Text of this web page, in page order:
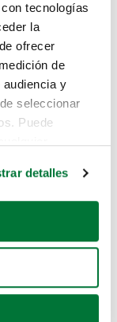
tecnologías
la
ofrecer
de
audiencia y
seleccionar
Puede
geográfica
activamente
(huellas
detalles
como